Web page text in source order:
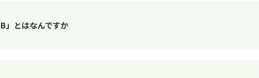
」とはなんですか